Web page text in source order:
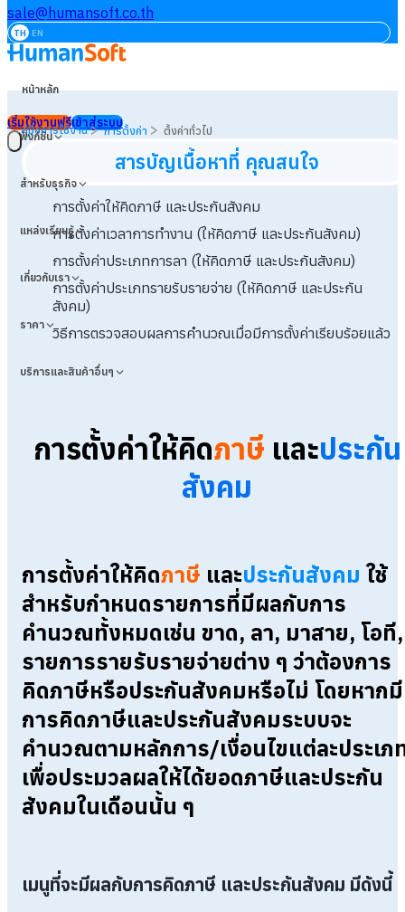
sale@humansoft.co.th
TH EN
หน้าหลัก
ฟังก์ชัน
สำหรับธุรกิจ
แหล่งเรียนรู้
เกี่ยวกับเรา
ราคา
บริการและสินค้าอื่นๆ
เริ่มใช้งานฟรีเข้าสู่ระบบ
คู่มือการใช้งาน>การตั้งค่า > ตั้งค่าทั่วไป
สารบัญเนื้อหาที่ คุณสนใจ
การตั้งค่าให้คิดภาษี และประกันสังคม
การตั้งค่าเวลาการทำงาน (ให้คิดภาษี และประกันสังคม)
การตั้งค่าประเภทการลา (ให้คิดภาษี และประกันสังคม)
การตั้งค่าประเภทรายรับรายจ่าย (ให้คิดภาษี และประกัน
สังคม)
วิธีการตรวจสอบผลการคำนวณเมื่อมีการตั้งค่าเรียบร้อยแล้ว
การตั้งค่าให้คิดภาษี และประกัน
สังคม
การตั้งค่าให้คิดภาษี และประกันสังคม ใช้
สำหรับกำหนดรายการที่มีผลกับการ
คำนวณทั้งหมดเช่น ขาด, ลา, มาสาย, โอที,
รายการรายรับรายจ่ายต่าง ๆ ว่าต้องการ
คิดภาษีหรือประกันสังคมหรือไม่ โดยหากมี
การคิดภาษีและประกันสังคมระบบจะ
คำนวณตามหลักการ/เงื่อนไขแต่ละประเภ
เพื่อประมวลผลให้ได้ยอดภาษีและประกัน
สังคมในเดือนนั้น ๆ
เมนูที่จะมีผลกับการคิดภาษี และประกันสังคม มีดังนี้